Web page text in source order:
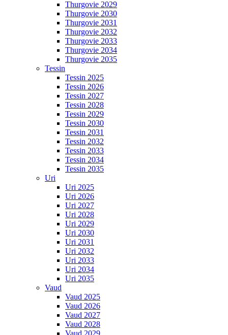
Thurgovie 2029
Thurgovie 2030
Thurgovie 2031
Thurgovie 2032
Thurgovie 2033
Thurgovie 2034
Thurgovie 2035
Tessin
Tessin 2025
Tessin 2026
Tessin 2027
Tessin 2028
Tessin 2029
Tessin 2030
Tessin 2031
Tessin 2032
Tessin 2033
Tessin 2034
Tessin 2035
Uri
Uri 2025
Uri 2026
Uri 2027
Uri 2028
Uri 2029
Uri 2030
Uri 2031
Uri 2032
Uri 2033
Uri 2034
Uri 2035
Vaud
Vaud 2025
Vaud 2026
Vaud 2027
Vaud 2028
Vaud 2029